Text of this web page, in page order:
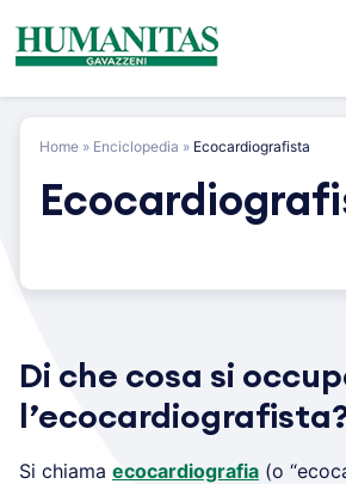
content
Home » Enciclopedia » Ecocardiografista
Di che cosa si
Si chiama ecocardiografia (o